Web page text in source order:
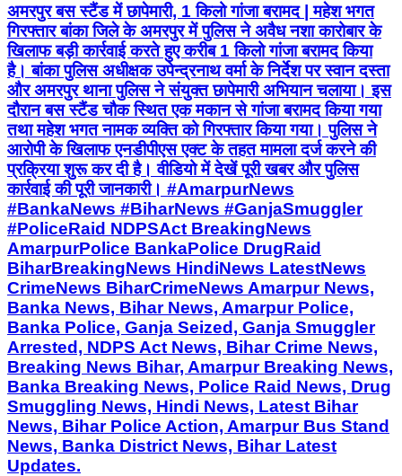
अमरपुर बस स्टैंड में छापेमारी, 1 किलो गांजा बरामद | महेश भगत
गिरफ्तार बांका जिले के अमरपुर में पुलिस ने अवैध नशा कारोबार के
खिलाफ बड़ी कार्रवाई करते हुए करीब 1 किलो गांजा बरामद किया
है। बांका पुलिस अधीक्षक उपेन्द्रनाथ वर्मा के निर्देश पर स्वान दस्ता
और अमरपुर थाना पुलिस ने संयुक्त छापेमारी अभियान चलाया। इस
दौरान बस स्टैंड चौक स्थित एक मकान से गांजा बरामद किया गया
तथा महेश भगत नामक व्यक्ति को गिरफ्तार किया गया। पुलिस ने
आरोपी के खिलाफ एनडीपीएस एक्ट के तहत मामला दर्ज करने की
प्रक्रिया शुरू कर दी है। वीडियो में देखें पूरी खबर और पुलिस
कार्रवाई की पूरी जानकारी। #AmarpurNews
#BankaNews #BiharNews #GanjaSmuggler
#PoliceRaid NDPSAct BreakingNews
AmarpurPolice BankaPolice DrugRaid
BiharBreakingNews HindiNews LatestNews
CrimeNews BiharCrimeNews Amarpur News,
Banka News, Bihar News, Amarpur Police,
Banka Police, Ganja Seized, Ganja Smuggler
Arrested, NDPS Act News, Bihar Crime News,
Breaking News Bihar, Amarpur Breaking News,
Banka Breaking News, Police Raid News, Drug
Smuggling News, Hindi News, Latest Bihar
News, Bihar Police Action, Amarpur Bus Stand
News, Banka District News, Bihar Latest
Updates.